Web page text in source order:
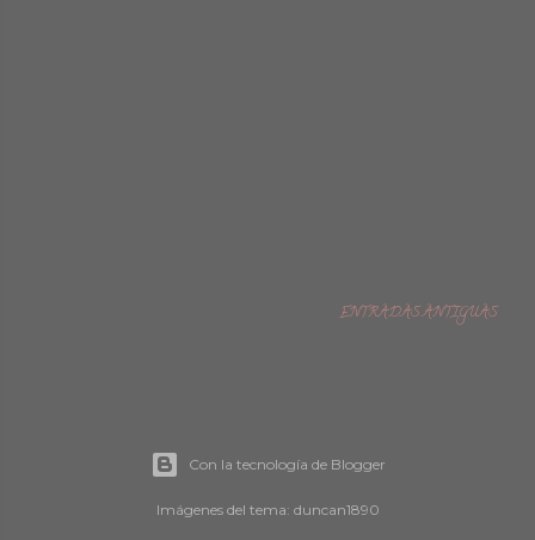
ENTRADAS ANTIGUAS
Con la tecnología de Blogger
Imágenes del tema: duncan1890